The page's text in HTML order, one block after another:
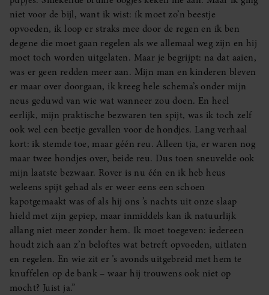
niet voor de bijl, want ik wist: ík moet zo’n beestje
opvoeden, ík loop er straks mee door de regen en ík ben
degene die moet gaan regelen als we allemaal weg zijn en hij
moet toch worden uitgelaten. Maar je begrijpt: na dat aaien,
was er geen redden meer aan. Mijn man en kinderen bleven
er maar over doorgaan, ik kreeg hele schema’s onder mijn
neus geduwd van wie wat wanneer zou doen. En heel
eerlijk, mijn praktische bezwaren ten spijt, was ik toch zelf
ook wel een beetje gevallen voor de hondjes. Lang verhaal
kort: ik stemde toe, maar géén reu. Alleen tja, er waren nog
maar twee hondjes over, beide reu. Dus toen sneuvelde ook
mijn laatste bezwaar. Rover is nu één en ik heb heus
weleens spijt gehad als er weer eens een schoen
kapotgemaakt was of als hij ons ’s nachts uit onze slaap
hield met zijn gepiep, maar inmiddels kan ik natuurlijk
allang niet meer zonder hem. Ik moet toegeven: iedereen
houdt zich aan z’n beloftes wat betreft opvoeden, uitlaten
en regelen. En wie zit er ’s avonds uitgebreid met hem te
knuffelen op de bank – waar hij trouwens ook niet op
mocht? Juist ja.”